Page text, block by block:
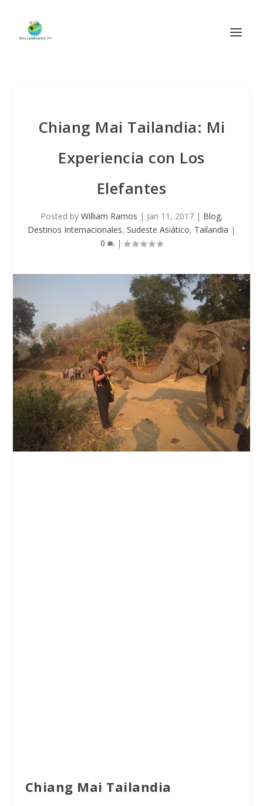
Chiang Mai Tailandia: Mi
Experiencia con Los
Elefantes
Posted by William Ramos | Jan 11, 2017| Blog,
Destinos Internacionales, Sudeste Asiático, Tailandia |
0
|
Chiang Mai Tailandia